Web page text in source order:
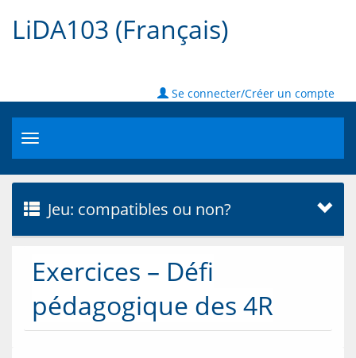
LiDA103 (Français)
Se connecter/Créer un compte
Toggle
navigation
Jeu: compatibles ou non?
Exercices – Défi
pédagogique des 4R